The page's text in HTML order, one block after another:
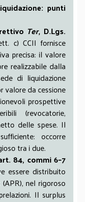
punti
Ter, D.Lgs.
c) CCII fornisce
precisa: il valore
realizzabile dalla
di liquidazione
valore da cessione
prospettive
(revocatorie,
delle spese. Il
occorre
tra i due.
84, commi 6–7
essere distribuito
nel rigoroso
Il surplus